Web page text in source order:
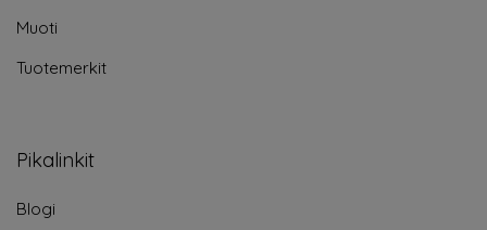
Muoti
Tuotemerkit
Pikalinkit
Blogi